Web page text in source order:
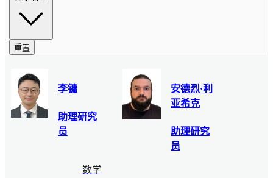
重置
李镛
助理研究
员
数学
安德烈·利
亚希克
助理研究
员